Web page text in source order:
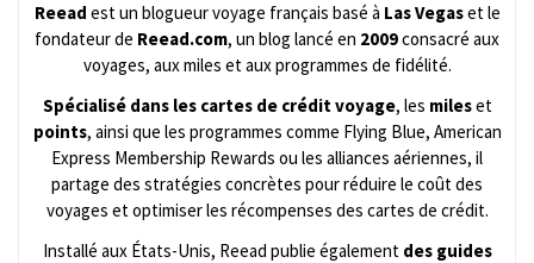
Reead est un blogueur voyage français basé à Las Vegaset le
fondateur de Reead.com, un blog lancé en 2009consacré aux
voyages, aux miles et aux programmes de fidélité.
Spécialisé dans les cartes de crédit voyage, les mileset
points, ainsi que les programmes comme Flying Blue, American
Express Membership Rewards ou les alliances aériennes, il
partage des stratégies concrètes pour réduire le coût des
voyages et optimiser les récompenses des cartes de crédit.
Installé aux États-Unis, Reead publie également des guides